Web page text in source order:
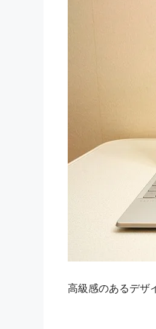
高級感のあるデザ